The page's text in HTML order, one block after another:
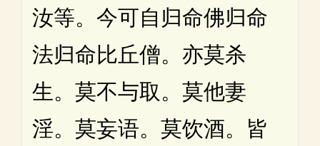
汝等。今可自归命佛归命
法归命比丘僧。亦莫杀
生。莫不与取。莫他妻
淫。莫妄语。莫饮酒。皆